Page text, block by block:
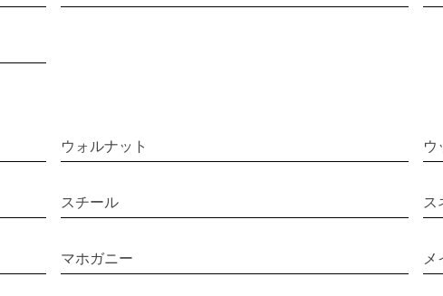
ウォルナット ウ
スチール ス
マホガニー メ